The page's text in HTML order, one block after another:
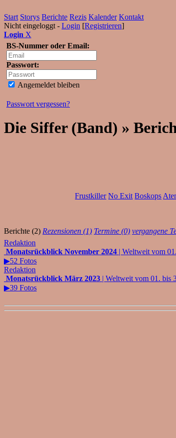
Start Storys Berichte Rezis Kalender Kontakt
Nicht eingeloggt - Login [Registrieren]
Login X
BS-Nummer oder Email:
Passwort:
Angemeldet bleiben
Passwort vergessen?
Die Siffer (Band) »
Frustkiller No Exit Boskops
Berichte (2) Rezensionen (1) Termine (0) vergangene
Redaktion
Monatsrückblick November 2024 | Weltweit vom
▶52 Fotos
Redaktion
Monatsrückblick März 2023 | Weltweit vom 01. bis
▶39 Fotos